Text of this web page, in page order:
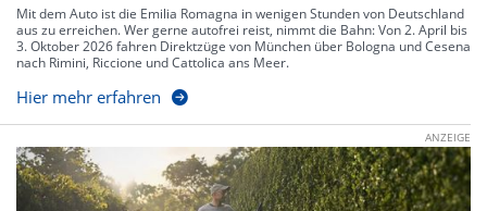
Mit dem Auto ist die Emilia Romagna in wenigen Stunden von Deutschland
aus zu erreichen. Wer gerne autofrei reist, nimmt die Bahn: Von 2. April bis
3. Oktober 2026 fahren Direktzüge von München über Bologna und Cesena
nach Rimini, Riccione und Cattolica ans Meer.
Hier mehr erfahren
ANZEIGE